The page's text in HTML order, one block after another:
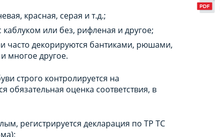
красная, серая и т.д.;
или без, рифленая и другое;
часто декорируются бантиками, рюшами,
многое другое.
строго контролируется на
обязательная оценка соответствия, в
регистрируется декларация по ТР ТС